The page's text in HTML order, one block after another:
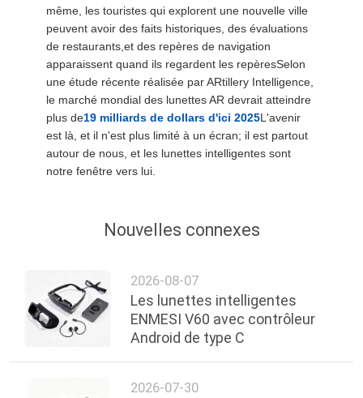
même, les touristes qui explorent une nouvelle ville
peuvent avoir des faits historiques, des évaluations
de restaurants,et des repères de navigation
apparaissent quand ils regardent les repèresSelon
une étude récente réalisée par ARtillery Intelligence,
le marché mondial des lunettes AR devrait atteindre
plus de19 milliards de dollars d'ici 2025L'avenir
est là, et il n'est plus limité à un écran; il est partout
autour de nous, et les lunettes intelligentes sont
notre fenêtre vers lui.
Nouvelles connexes
2026-08-07
Les lunettes intelligentes
ENMESI V60 avec contrôleur
Android de type C
2026-07-30